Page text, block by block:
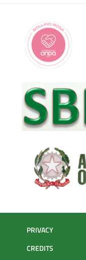
PRIVACY
CREDITS